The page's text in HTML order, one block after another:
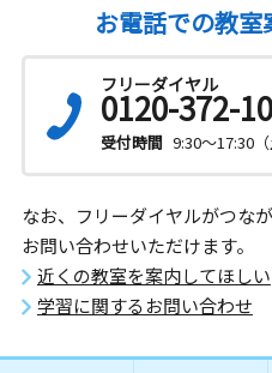
お電話での教室
フリーダイヤル
0120-372-
受付時間 9:30～17:30
なお、フリーダイヤルがつな
お問い合わせいただけます。
近くの教室を案内してほしい
学習に関するお問い合わせ